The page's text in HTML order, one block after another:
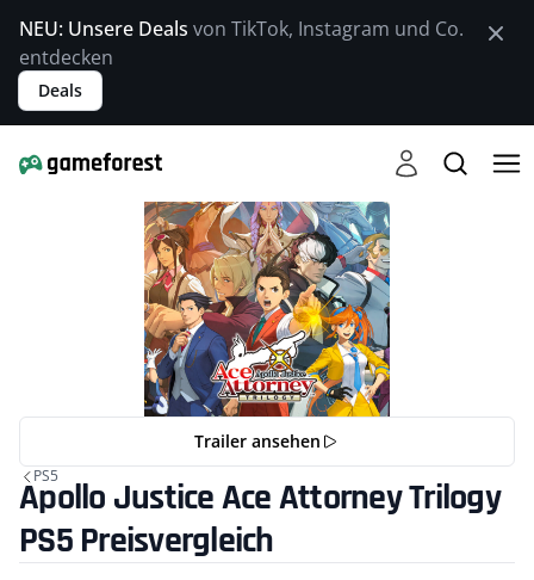
NEU: Unsere Deals von TikTok, Instagram und Co.
entdecken
Deals
Trailer ansehen
PS5
Apollo Justice Ace Attorney Trilogy
PS5 Preisvergleich